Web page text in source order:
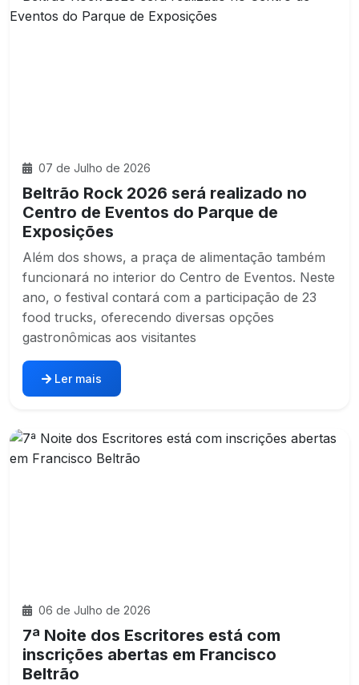
07 de Julho de 2026
Beltrão Rock 2026 será realizado no
Centro de Eventos do Parque de
Exposições
Além dos shows, a praça de alimentação também
funcionará no interior do Centro de Eventos. Neste
ano, o festival contará com a participação de 23
food trucks, oferecendo diversas opções
gastronômicas aos visitantes
Ler mais
06 de Julho de 2026
7ª Noite dos Escritores está com
inscrições abertas em Francisco
Beltrão